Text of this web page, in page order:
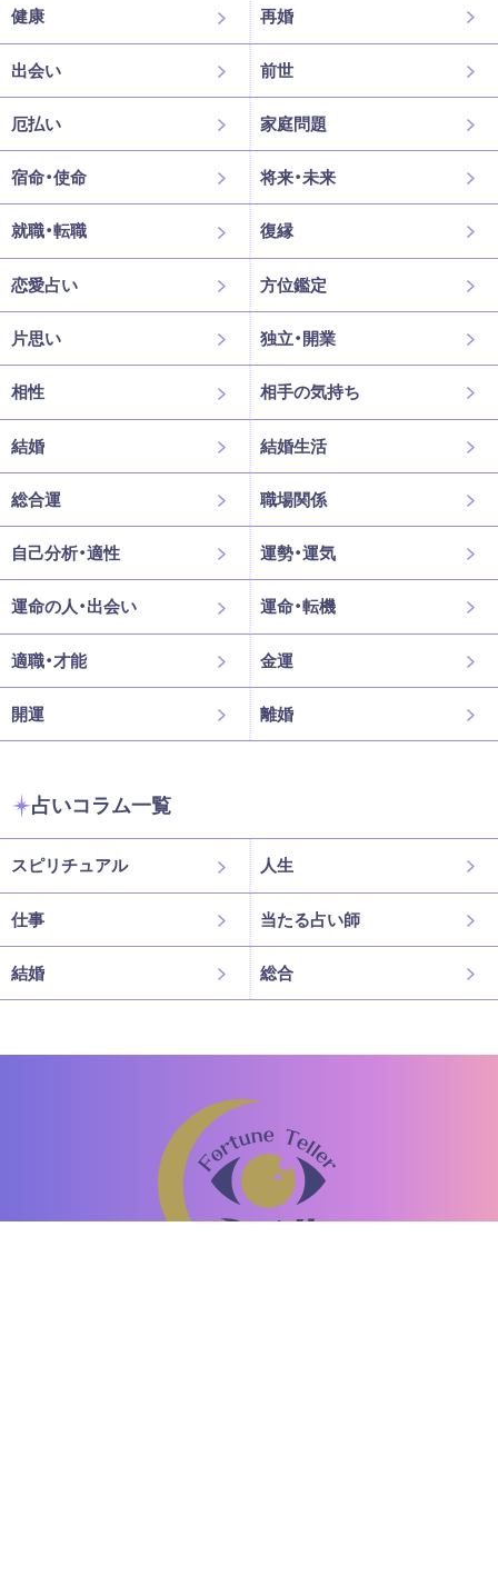
健康 再婚
出会い 前世
厄払い 家庭問題
宿命・使命 将来・未来
就職・転職 復縁
恋愛占い 方位鑑定
片思い 独立・開業
相性 相手の気持ち
結婚 結婚生活
総合運 職場関係
自己分析・適性 運勢・運気
運命の人・出会い 運命・転機
適職・才能 金運
開運 離婚
占いコラム一覧
スピリチュアル 人生
仕事 当たる占い師
結婚 総合